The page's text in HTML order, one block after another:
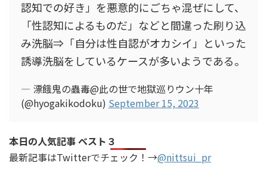
認知での好き」を悪意的にごちゃ混ぜにして、
「性認知によるものだ」などと間違った刷り込
み洗脳⇒「自分は性自認がオカシイ」といった
誘導洗脳をしているケースが多いようである。
— 漂餓鬼の蟲毒@此の世で地獄巡りウン十年
(@hyogakikodoku) September 15, 2023
本日の人気記事 ベスト３
最新記事はTwitterでチェック！→@nittsui_pr